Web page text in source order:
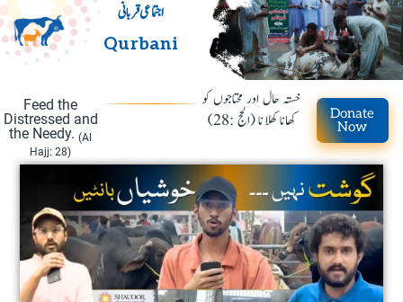
اجتماعی قربانی
Qurbani
Feed the
Distressed and
the Needy. (Al
Hajj: 28)
خستہ حال اور محتاجوں کو
کھانا کھلانا (الحج :28)
Donate
Now